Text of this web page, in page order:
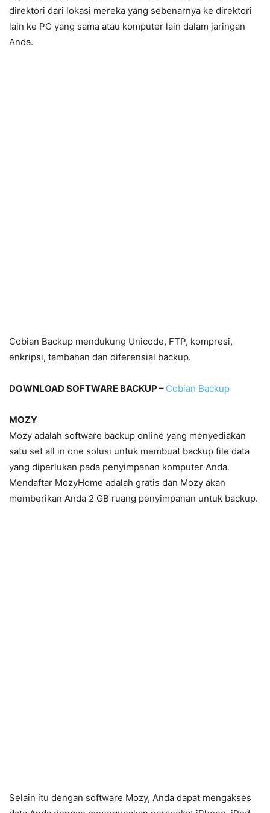
direktori dari lokasi mereka yang sebenarnya ke direktori
lain ke PC yang sama atau komputer lain dalam jaringan
Anda.
Cobian Backup mendukung Unicode, FTP, kompresi,
enkripsi, tambahan dan diferensial backup.
DOWNLOAD SOFTWARE BACKUP – Cobian Backup
MOZY
Mozy adalah software backup online yang menyediakan
satu set all in one solusi untuk membuat backup file data
yang diperlukan pada penyimpanan komputer Anda.
Mendaftar MozyHome adalah gratis dan Mozy akan
memberikan Anda 2 GB ruang penyimpanan untuk backup.
Selain itu dengan software Mozy, Anda dapat mengakses